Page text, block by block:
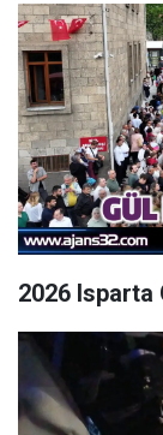
2026 Isparta